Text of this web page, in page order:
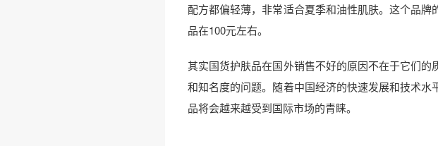
配方都偏轻薄，非常适合夏季和油性肌肤。这个品牌
品在100元左右。
其实国货护肤品在国外销售不好的原因不在于它们的
和知名度的问题。随着中国经济的快速发展和技术水
品将会越来越受到国际市场的青睐。